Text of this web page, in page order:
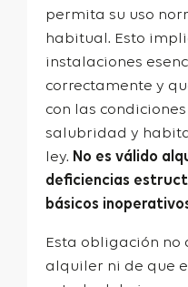
permita su uso
habitual. Esto
instalaciones
correctamente y
con las
salubridad y
ley. No es válido
deficiencias
básicos
Esta obligación no
alquiler ni de que